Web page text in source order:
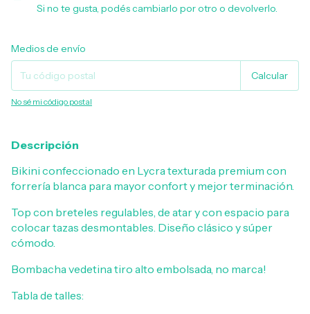
Si no te gusta, podés cambiarlo por otro o devolverlo.
Entregas para el CP:
Medios de envío
Calcular
No sé mi código postal
Descripción
Bikini confeccionado en Lycra texturada premium con
forrería blanca para mayor confort y mejor terminación.
Top con breteles regulables, de atar y con espacio para
colocar tazas desmontables. Diseño clásico y súper
cómodo.
Bombacha vedetina tiro alto embolsada, no marca!
Tabla de talles: